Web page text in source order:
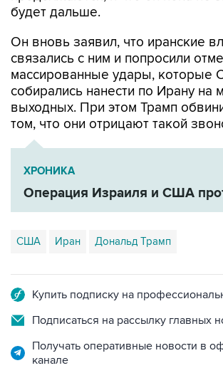
будет дальше.
Он вновь заявил, что иранские
связались с ним и попросили
массированные удары, которые
собирались нанести по Ирану на
выходных. При этом Трамп
том, что они отрицают такой
ХРОНИКА
Операция Израиля и США
США Иран Дональд Трамп
Купить подписку на
Подписаться на рассылку главных
Получать оперативные новости в
канале